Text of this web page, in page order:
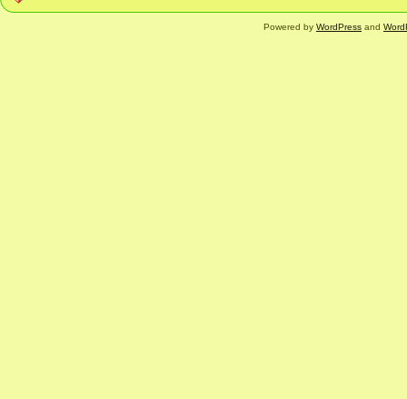
Powered by WordPress and